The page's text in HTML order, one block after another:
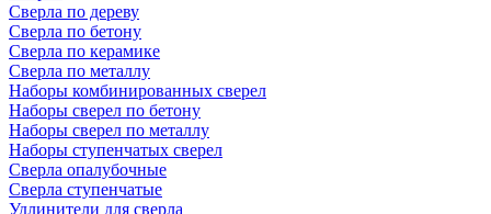
Сверла по дереву
Сверла по бетону
Сверла по керамике
Сверла по металлу
Наборы комбинированных сверел
Наборы сверел по бетону
Наборы сверел по металлу
Наборы ступенчатых сверел
Сверла опалубочные
Сверла ступенчатые
Удлинители для сверла